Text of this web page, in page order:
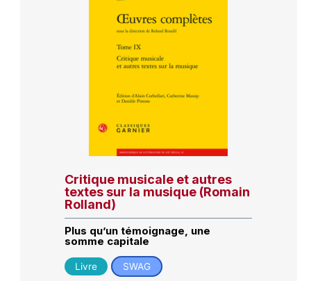
Critique musicale et autres
textes sur la musique (Romain
Rolland)
Plus qu’un témoignage, une
somme capitale
Livre SWAG